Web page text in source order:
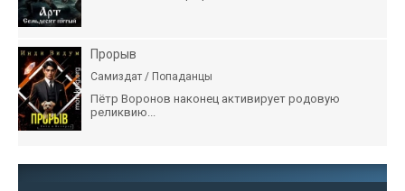
Прорыв
Самиздат / Попаданцы
Пётр Воронов наконец активирует родовую
реликвию...